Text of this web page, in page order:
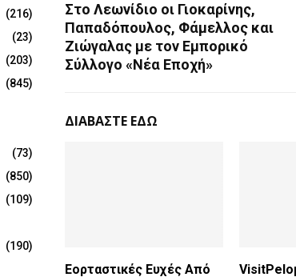
Στο Λεωνίδιο οι Γιοκαρίνης,
Παπαδόπουλος, Φάμελλος και
Ζιώγαλας με τον Εμπορικό
Σύλλογο «Νέα Εποχή»
ΔΙΑΒΑΣΤΕ ΕΔΩ
Εορταστικές Ευχές Από
(216)
(23)
(203)
(845)
(73)
(850)
(109)
(190)